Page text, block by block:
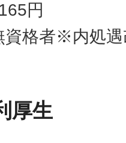
円
格者※内処遇
厚生